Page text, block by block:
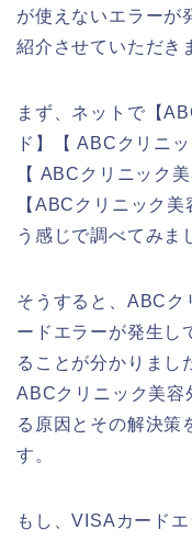
が使えないエラーが
紹介させていただき
まず、ネットで【
ド】【 ABCクリニ
【 ABCクリニック
【ABCクリニック
う感じで調べてみま
そうすると、ABCク
ードエラーが発生し
ることが分かりまし
ABCクリニック美容
る原因とその解決策
す。
もし、VISAカード